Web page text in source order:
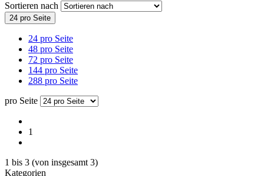
Sortieren nach
24 pro Seite
24 pro Seite
48 pro Seite
72 pro Seite
144 pro Seite
288 pro Seite
pro Seite
1
1 bis 3 (von insgesamt 3)
Kategorien